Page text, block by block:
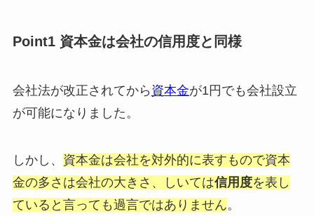
Point1 資本金は会社の信用度と同様
会社法が改正されてから 資本金が1円でも会社設立
が可能になりました。
しかし、 資本金は会社を対外的に表すもので資本
金の多さは会社の大きさ、しいては信用度を表し
ていると言っても過言ではありません。